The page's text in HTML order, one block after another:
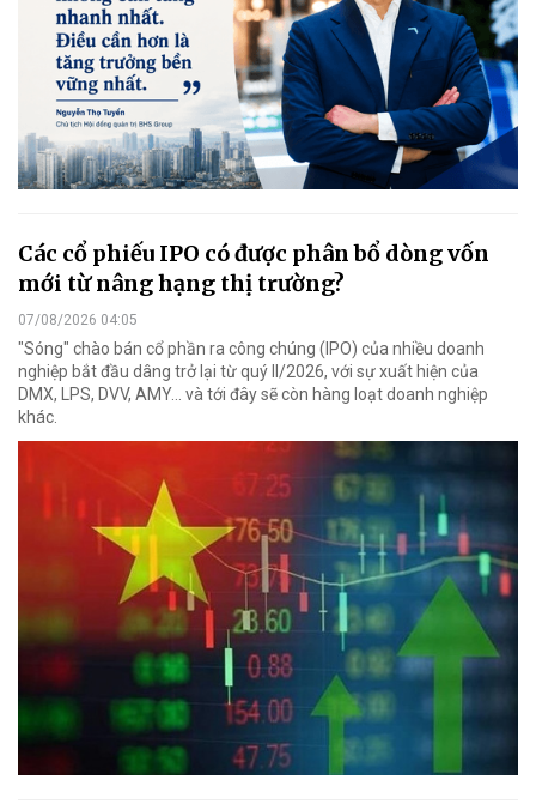
Các cổ phiếu IPO có được phân bổ dòng vốn
mới từ nâng hạng thị trường?
07/08/2026 04:05
"Sóng" chào bán cổ phần ra công chúng (IPO) của nhiều doanh
nghiệp bắt đầu dâng trở lại từ quý II/2026, với sự xuất hiện của
DMX, LPS, DVV, AMY... và tới đây sẽ còn hàng loạt doanh nghiệp
khác.